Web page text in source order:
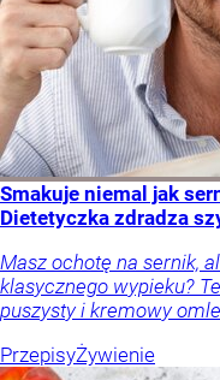
Smakuje niemal jak
Dietetyczka zdradza
Masz ochotę na sernik,
klasycznego wypieku?
puszysty i kremowy
PrzepisyŻywienie